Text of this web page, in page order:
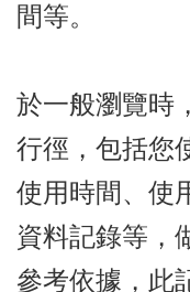
間等。
於一般瀏覽時
行徑，包括您
使用時間、使
資料記錄等，
參考依據，此